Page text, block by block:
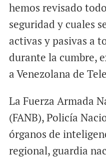
hemos revisado
seguridad y cuales
activas y pasivas a
durante la cumbre,
a Venezolana de
La Fuerza Armada
(FANB), Policía
órganos de
regional, guardia